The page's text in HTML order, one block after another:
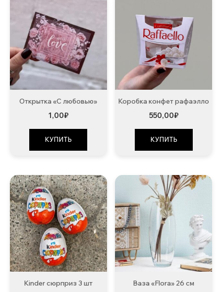
Открытка «С любовью»
1,00₽
КУПИТЬ
Коробка конфет рафаэлло
550,00₽
КУПИТЬ
Kinder сюрприз 3 шт Ваза «Flora» 26 см